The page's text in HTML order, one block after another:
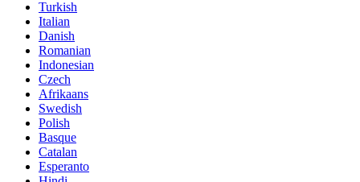
Turkish
Italian
Danish
Romanian
Indonesian
Czech
Afrikaans
Swedish
Polish
Basque
Catalan
Esperanto